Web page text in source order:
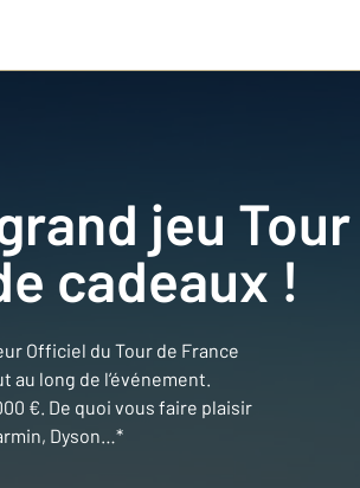
jeu
cadeaux !
Officiel du Tour de France
au long de l’événement.
€. De quoi vous faire plaisir
Dyson…*